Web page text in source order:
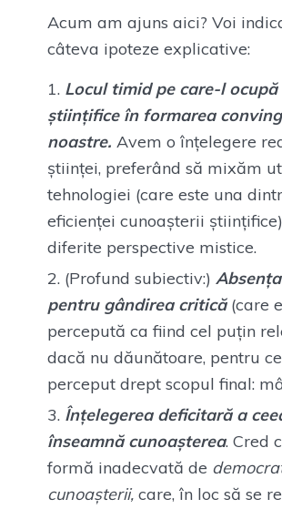
Acum am ajuns aici? Voi
câteva ipoteze explicative:
Locul timid pe care-l ocupă
științifice în formarea
noastre. Avem o înțelegere
științei, preferând să mixăm
tehnologiei (care este una
eficienței cunoașterii
diferite perspective mistice.
(Profund subiectiv:)
pentru gândirea critică(care
percepută ca fiind cel puțin
dacă nu dăunătoare, pentru
perceput drept scopul final:
Înțelegerea deficitară a
înseamnă cunoașterea. Cred
formă inadecvată de
cunoașterii, care, în loc să se